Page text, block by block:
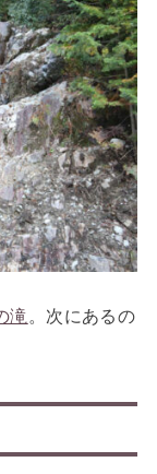
滝 。次にあるの